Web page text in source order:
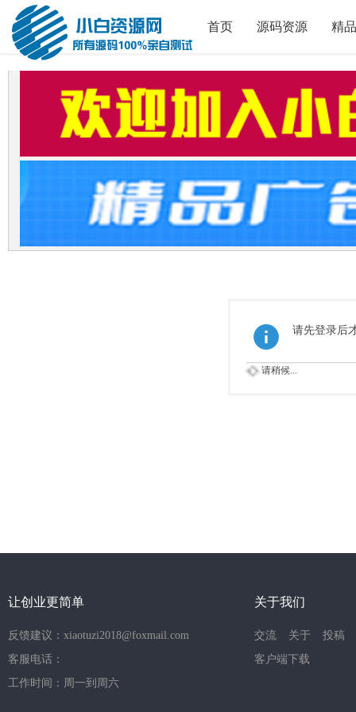
首页 源码资源 精
请先登录后
请稍候...
让创业更简单
反馈建议：xiaotuzi2018@foxmail.com
客服电话：
工作时间：周一到周六
关于我们
交流 关于
投稿
客户端下载